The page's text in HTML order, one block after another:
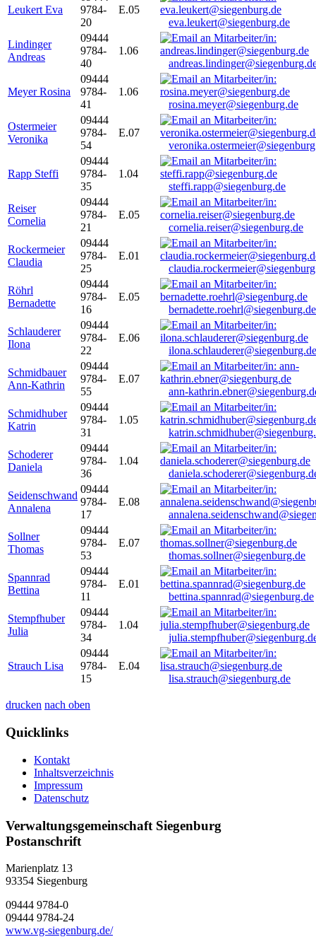
Leukert Eva
9784-
20
E.05
eva.leukert@siegenburg.de
Lindinger
Andreas
09444
9784-
40
1.06
Meyer Rosina
09444
9784-
41
1.06
rosina.meyer@siegenburg.de
Ostermeier
Veronika
09444
9784-
54
E.07
Rapp Steffi
09444
9784-
35
1.04
steffi.rapp@siegenburg.de
Reiser
Cornelia
09444
9784-
21
E.05
cornelia.reiser@siegenburg.de
Rockermeier
Claudia
09444
9784-
25
E.01
Röhrl
Bernadette
09444
9784-
16
E.05
bernadette.roehrl@siegenburg.de
Schlauderer
Ilona
09444
9784-
22
E.06
ilona.schlauderer@siegenburg.de
Schmidbauer
Ann-Kathrin
09444
9784-
55
E.07
ann-
Schmidhuber
Katrin
09444
9784-
31
1.05
Schoderer
Daniela
09444
9784-
36
1.04
Seidenschwand
Annalena
09444
9784-
17
E.08
Sollner
Thomas
09444
9784-
53
E.07
thomas.sollner@siegenburg.de
Spannrad
Bettina
09444
9784-
11
E.01
bettina.spannrad@siegenburg.de
Stempfhuber
Julia
09444
9784-
34
1.04
Strauch Lisa
09444
9784-
15
E.04
lisa.strauch@siegenburg.de
drucken nach oben
Quicklinks
Kontakt
Inhaltsverzeichnis
Impressum
Datenschutz
Verwaltungsgemeinschaft Siegenburg
Postanschrift
Marienplatz 13
93354 Siegenburg
09444 9784-0
09444 9784-24
www.vg-siegenburg.de/